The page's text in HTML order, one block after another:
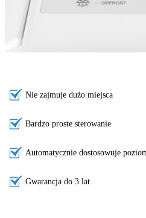
Nie zajmuje dużo miejsca
Bardzo proste sterowanie
Automatycznie dostosowuje
Gwarancja do 3 lat